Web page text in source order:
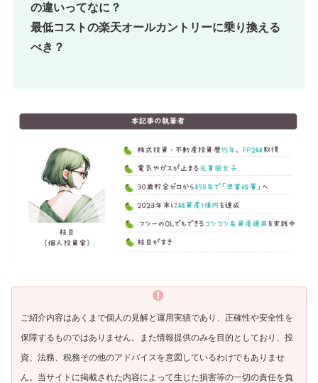
の違いってなに？
最低コストの楽天オールカントリーに乗り換える
べき？
ご紹介内容はあくまで個人の見解と運用実績であり、正確性や安全性を
保障するものではありません。また情報提供のみを目的としており、投
資、法務、税務その他のアドバイスを意図しているわけでもありませ
ん。当サイトに掲載された内容によって生じた損害等の一切の責任を負